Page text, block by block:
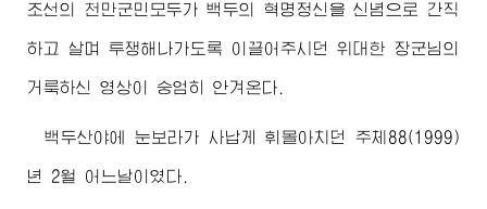
조선의 천만군민모두가 백두의 혁명정신을 신념으로 간직
하고 살며 투쟁해나가도록 이끌어주시던위대한 장군님의
거룩하신 영상이 숭엄히 안겨온다.
백두산야에 눈보라가 사납게 휘몰아치던 주체88(1999)
년 2월 어느날이였다.